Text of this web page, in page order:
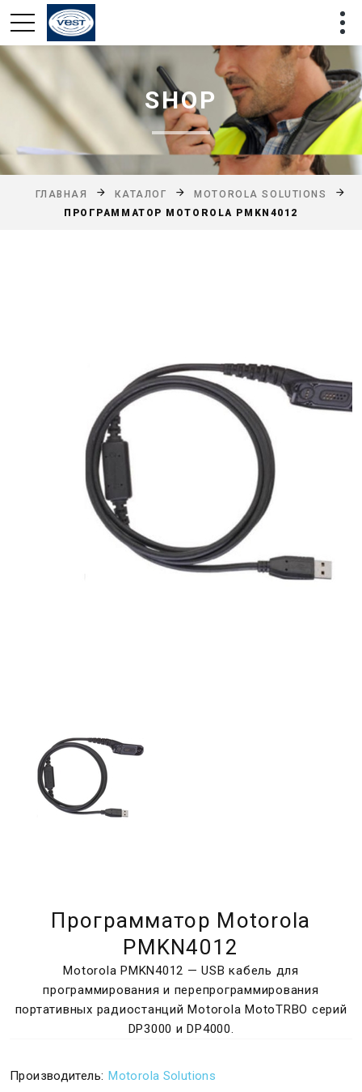
SHOP
ГЛАВНАЯ КАТАЛОГ
MOTOROLA SOLUTIONS
ПРОГРАММАТОР MOTOROLA PMKN4012
Программатор Motorola
PMKN4012
Motorola PMKN4012 — USB кабель для
программирования и перепрограммирования
портативных радиостанций Motorola MotoTRBO серий
DP3000 и DP4000.
Производитель: Motorola Solutions